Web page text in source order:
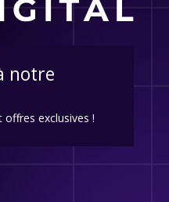
notre
offres exclusives !